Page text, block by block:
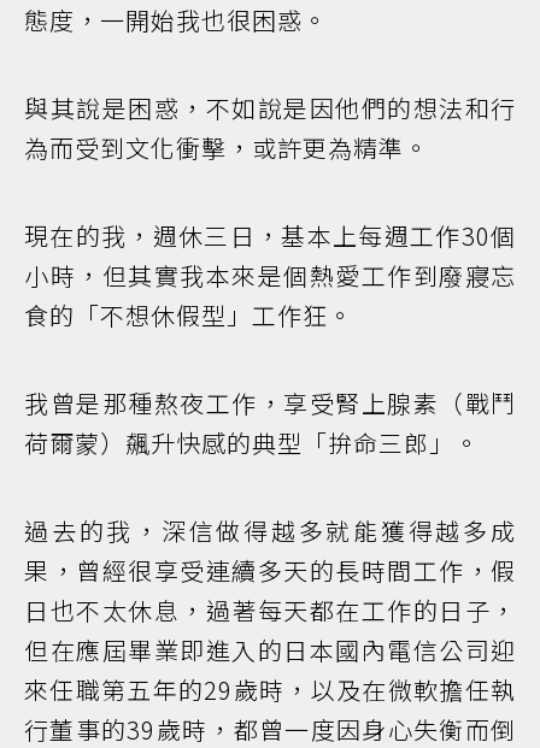
態度，一開始我也很困惑。
與其說是困惑，不如說是因他們的想法和行
為而受到文化衝擊，或許更為精準。
現在的我，週休三日，基本上每週工作30個
小時，但其實我本來是個熱愛工作到廢寢忘
食的「不想休假型」工作狂。
我曾是那種熬夜工作，享受腎上腺素（戰鬥
荷爾蒙）飆升快感的典型「拚命三郎」。
過去的我，深信做得越多就能獲得越多成
果，曾經很享受連續多天的長時間工作，假
日也不太休息，過著每天都在工作的日子，
但在應屆畢業即進入的日本國內電信公司迎
來任職第五年的29歲時，以及在微軟擔任執
行董事的39歲時，都曾一度因身心失衡而倒